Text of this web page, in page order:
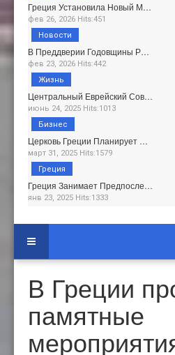
Греция Установила Новый М…
фев 26, 2026 Hits:451
В Преддверии Годовщины Р…
фев 23, 2026 Hits:442
Новости
Центральный Еврейский Сов…
июнь 24, 2025 Hits:1013
Жизнь
Церковь Греции Планирует …
март 31, 2025 Hits:1579
Бизнес
Греция Занимает Предпосле…
янв 23, 2025 Hits:1333
Греция
В Греции
памятные